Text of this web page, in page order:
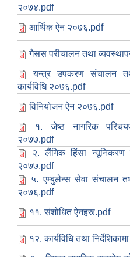
२०७४.pdf
आर्थिक ऐन २०७६.pdf
गैसस परीचालन तथा
यन्त्र उपकरण संचालन
कार्यविधि २०७६.pdf
विनियोजन ऐन २०७६.pdf
१. जेष्ठ नागरिक
२०७७.pdf
२. लैंगिक हिंसा न्यूनिकरण
२०७७.pdf
५. एम्बुलेन्स सेवा संचालन
२०७६.pdf
११. संशोधित ऐनहरू.pdf
१२. कार्यविधि तथा